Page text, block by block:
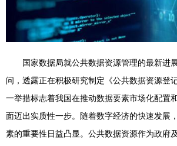
国家数据局就公共数据资源管理的最新进
问，透露正在积极研究制定《公共数据资源登
一举措标志着我国在推动数据要素市场化配置
面迈出实质性一步。随着数字经济的快速发展
素的重要性日益凸显。公共数据资源作为政府